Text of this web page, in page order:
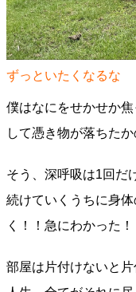
ずっといたくなるな
僕はなにをせかせか
して憑き物が落ちた
そう、深呼吸は1回だ
続けていくうちに身
く！！急にわかった！
部屋は片付けないと